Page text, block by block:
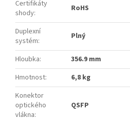
Certifikáty
shody: RoHS
Duplexní
systém: Plný
Hloubka:
356.9 mm
Hmotnost:
6,8 kg
Konektor
optického
vlákna:
QSFP